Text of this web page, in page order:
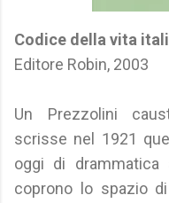
Codice della vita
Editore Robin, 2003
Un Prezzolini
scrisse nel 1921
oggi di drammatica
coprono lo spazio